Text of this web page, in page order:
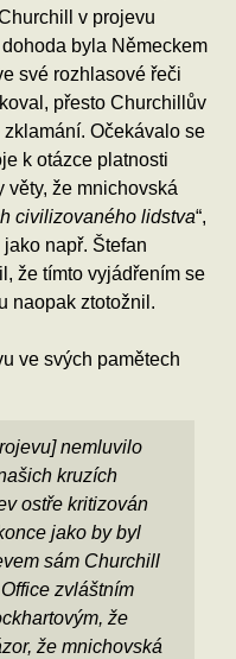
v projevu
byla Německem
své rozhlasové řeči
přesto Churchillův
Očekávalo se
k otázce platnosti
věty, že mnichovská
civilizovaného lidstva“,
např. Štefan
že tímto vyjádřením se
naopak ztotožnil.
ve svých pamětech
nemluvilo
kruzích
ostře kritizován
jako by byl
sám Churchill
zvláštním
že
že mnichovská